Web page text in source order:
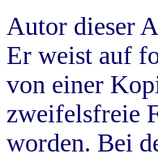
Autor dieser
Er weist auf
von einer
zweifelsfreie
worden. Bei